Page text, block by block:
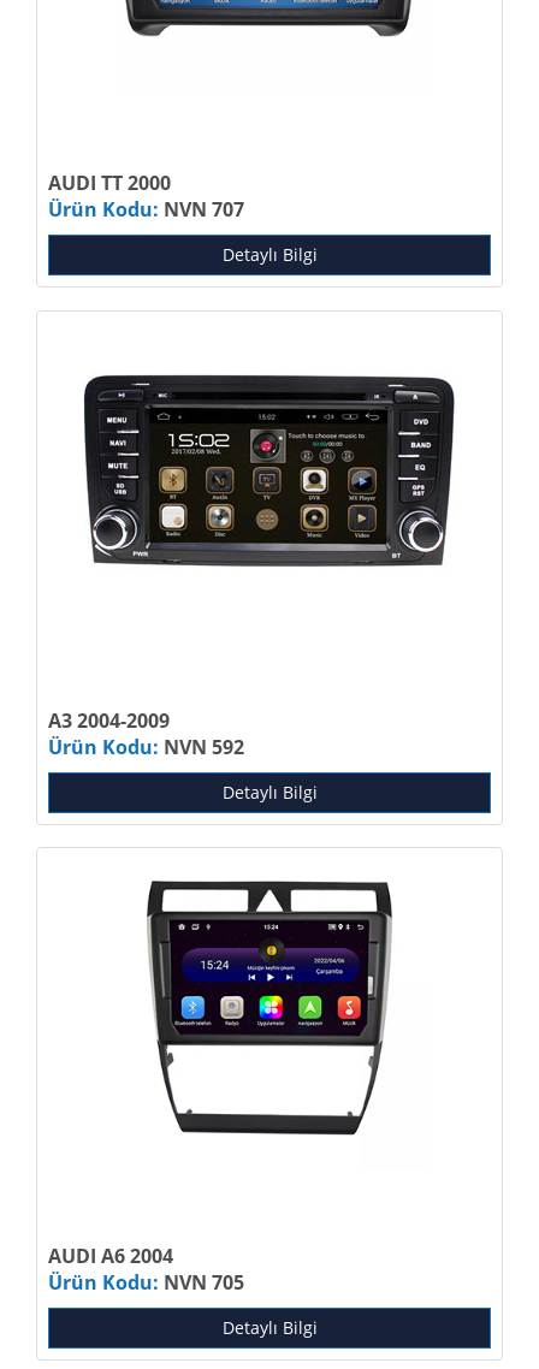
AUDI TT 2000
Ürün Kodu: NVN 707
Detaylı Bilgi
A3 2004-2009
Ürün Kodu: NVN 592
Detaylı Bilgi
AUDI A6 2004
Ürün Kodu: NVN 705
Detaylı Bilgi